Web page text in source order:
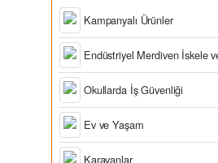
Kampanyalı Ürünler
Endüstriyel Merdiven İskele
Okullarda İş Güvenliği
Ev ve Yaşam
Karavanlar